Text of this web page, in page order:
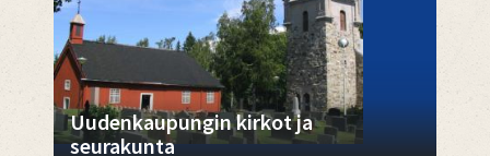
Uudenkaupungin kirkot ja
seurakunta